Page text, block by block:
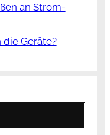
an Strom-
die Geräte?